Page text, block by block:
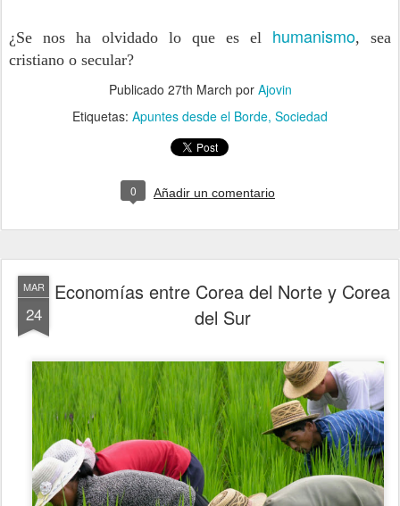
¿Se nos ha olvidado lo que es el humanismo, sea
cristiano o secular?
Publicado 27th March por Ajovin
Etiquetas: Apuntes desde el Borde Sociedad
0 Añadir un comentario
MAR
24
Economías entre Corea del Norte y Corea
del Sur